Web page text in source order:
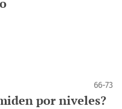
66-73
por niveles?